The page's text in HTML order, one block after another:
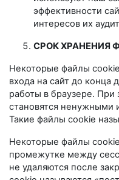
эффективности
интересов их
СРОК ХРАНЕНИЯ
Некоторые файлы
входа на сайт до конца
работы в браузере. При
становятся ненужными
Такие файлы cookie
Некоторые файлы
промежутке между
не удаляются после